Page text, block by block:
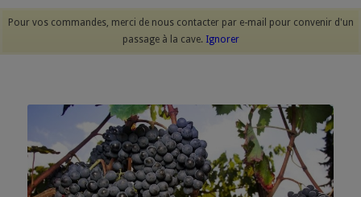
Pour vos commandes, merci de nous contacter par e-mail pour convenir d'un
passage à la cave. Ignorer